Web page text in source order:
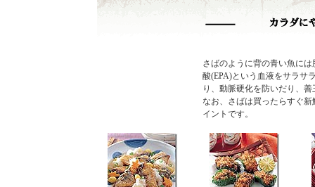
さばのように背の青い魚に
酸(EPA)という血液をサラサ
り、動脈硬化を防いだり、
なお、さばは買ったらすぐ
イントです。